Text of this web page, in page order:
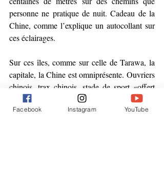
personne ne pratique de nuit. Cadeau de la
Chine, comme l’explique un autocollant sur
ces éclairages.
Sur ces îles, comme sur celle de Tarawa, la
capitale, la Chine est omniprésente. Ouvriers
chinois, trax chinois, stade de sport «offert
par la Chine», supermarchés chinois, affiches
en mandarin et jusqu’au restaurant le plus
Facebook Instagram YouTube